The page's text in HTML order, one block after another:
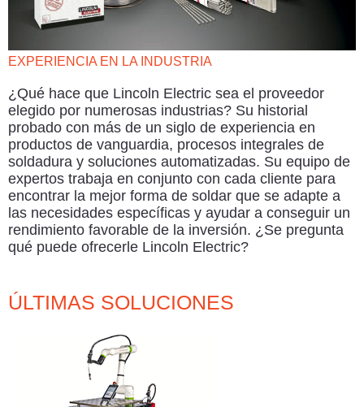
EXPERIENCIA EN LA INDUSTRIA
¿Qué hace que Lincoln Electric sea el proveedor
elegido por numerosas industrias? Su historial
probado con más de un siglo de experiencia en
productos de vanguardia, procesos integrales de
soldadura y soluciones automatizadas. Su equipo de
expertos trabaja en conjunto con cada cliente para
encontrar la mejor forma de soldar que se adapte a
las necesidades específicas y ayudar a conseguir un
rendimiento favorable de la inversión. ¿Se pregunta
qué puede ofrecerle Lincoln Electric?
ÚLTIMAS SOLUCIONES